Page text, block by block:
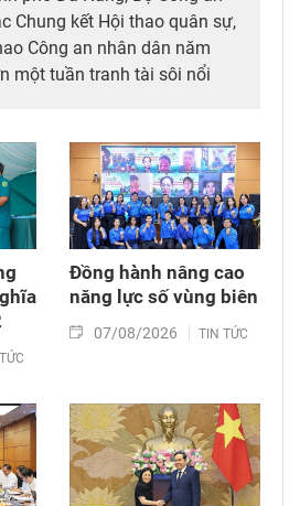
Chung kết Hội thao quân sự,
Công an nhân dân năm
một tuần tranh tài sôi nổi
Đồng hành nâng cao
năng lực số vùng biên
07/08/2026 TIN TỨC